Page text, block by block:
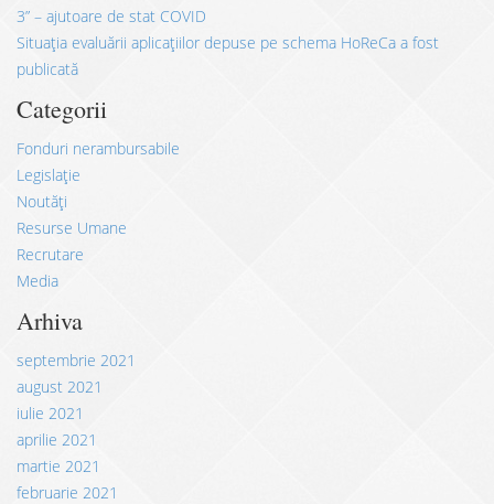
3” – ajutoare de stat COVID
Situația evaluării aplicațiilor depuse pe schema HoReCa a fost
publicată
Categorii
Fonduri nerambursabile
Legislație
Noutăți
Resurse Umane
Recrutare
Media
Arhiva
septembrie 2021
august 2021
iulie 2021
aprilie 2021
martie 2021
februarie 2021